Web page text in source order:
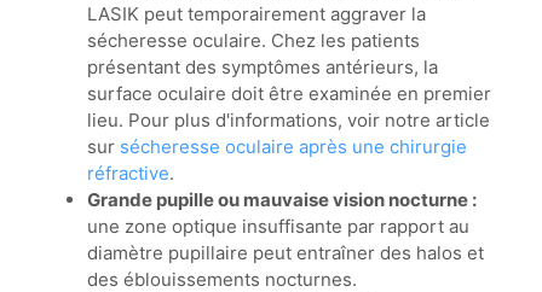
LASIK peut temporairement aggraver la
sécheresse oculaire. Chez les patients
présentant des symptômes antérieurs, la
surface oculaire doit être examinée en premier
lieu. Pour plus d'informations, voir notre article
sur sécheresse oculaire après une chirurgie
réfractive.
Grande pupille ou mauvaise vision nocturne :
une zone optique insuffisante par rapport au
diamètre pupillaire peut entraîner des halos et
des éblouissements nocturnes.